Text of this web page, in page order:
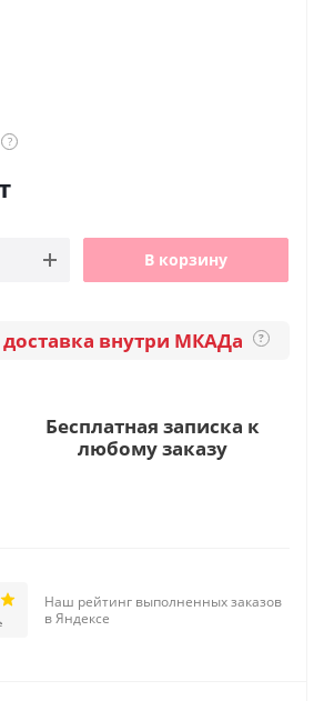
?
В корзину
доставка внутри МКАДа ?
Бесплатная записка к
любому заказу
Наш рейтинг выполненных заказов
в Яндексе